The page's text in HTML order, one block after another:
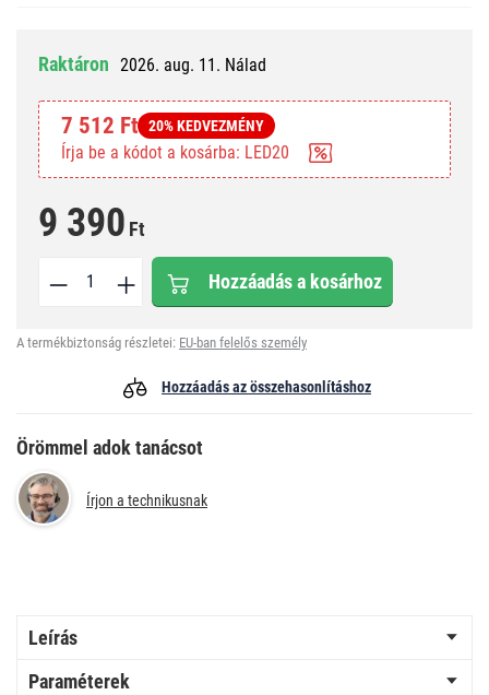
Raktáron 2026. aug. 11. Nálad
7 512 Ft 20% KEDVEZMÉNY
Írja be a kódot a kosárba: LED20
9 390 Ft
Hozzáadás a kosárhoz
A termékbiztonság részletei: EU-ban felelős személy
Hozzáadás az összehasonlításhoz
Örömmel adok tanácsot
Írjon a technikusnak
Leírás
Paraméterek